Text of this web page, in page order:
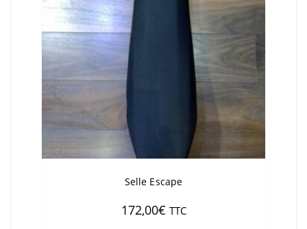
Selle Escape
172,00€ TTC